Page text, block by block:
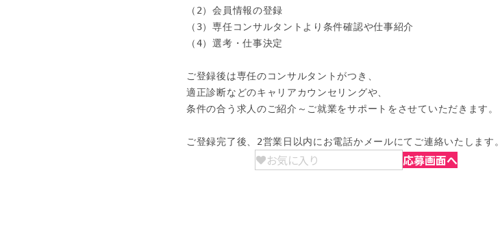
（2）会員情報の登録
（3）専任コンサルタントより条件確認や仕事紹介
（4）選考・仕事決定
ご登録後は専任のコンサルタントがつき、
適正診断などのキャリアカウンセリングや、
条件の合う求人のご紹介～ご就業をサポートをさせていただきます。
ご登録完了後、2営業日以内にお電話かメールにてご連絡いたします。
お気に入り 応募画面へ